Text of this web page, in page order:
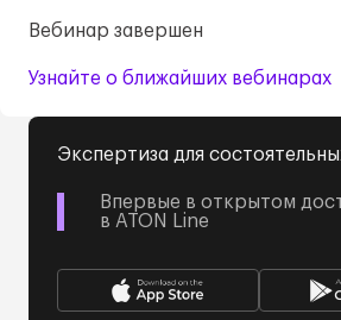
Вебинар завершен
Узнайте о ближайших вебинарах
Экспертиза для
Впервые в открытом
в ATON Line